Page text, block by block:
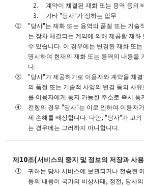
계약이 체결된 재화 또는 용역 등의
기타 "당사"가 정하는 업무
"당사"는 재화 또는 용역의 품절 또는 기술
는 장차 체결되는 계약에 의해 제공할 재
수 있습니다. 이 경우에는 변경된 재화 또
명시하여 현재의 재화 또는 용역의 내용을
다.
"당사"가 제공하기로 이용자와 계약을 체
의 품절 또는 기술적 사양의 변경 등의 사
를 이용자에게 통지 가능한 주소로 즉시 통
전항의 경우 "당사"는 이로 인하여 이용자
제 손해를 배상합니다. 다만, "당사"가 고
는 경우에는 그러하지 아니합니다.
제10조(서비스의 중지 및 정보의 저장과 사
귀하는 당사 서비스에 보관되거나 전송된
등의 내용이 국가의 비상사태, 정전, 당사